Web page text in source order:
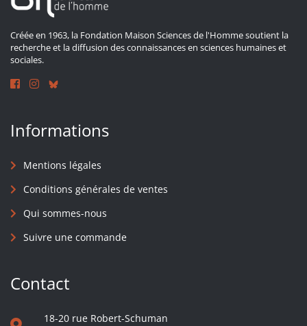
Créée en 1963, la Fondation Maison Sciences de l'Homme soutient la
recherche et la diffusion des connaissances en sciences humaines et
sociales.
Informations
Mentions légales
Conditions générales de ventes
Qui sommes-nous
Suivre une commande
Contact
18-20 rue Robert-Schuman